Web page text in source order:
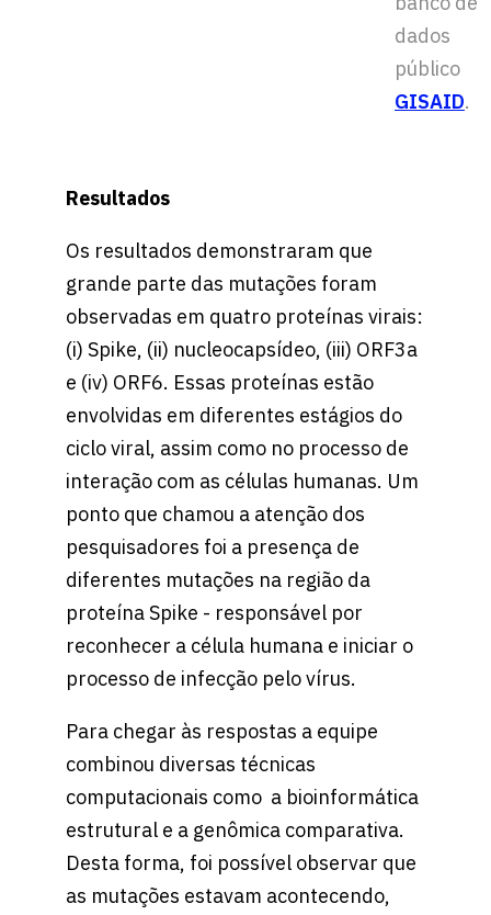
dados
público
GISAID.
Resultados
Os resultados demonstraram que
grande parte das mutações foram
observadas em quatro proteínas virais:
(i) Spike, (ii) nucleocapsídeo, (iii) ORF3a
e (iv) ORF6. Essas proteínas estão
envolvidas em diferentes estágios do
ciclo viral, assim como no processo de
interação com as células humanas. Um
ponto que chamou a atenção dos
pesquisadores foi a presença de
diferentes mutações na região da
proteína Spike - responsável por
reconhecer a célula humana e iniciar o
processo de infecção pelo vírus.
Para chegar às respostas a equipe
combinou diversas técnicas
computacionais como a bioinformática
estrutural e a genômica comparativa.
Desta forma, foi possível observar que
as mutações estavam acontecendo,